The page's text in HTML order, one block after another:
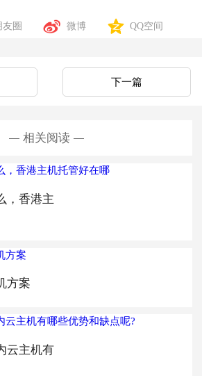
友圈 微博 QQ空间
下一篇
相关阅读
，香港主
方案
云主机有